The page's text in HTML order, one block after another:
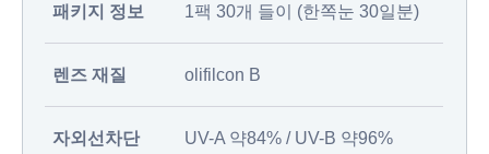
패키지 정보 1팩 30개 들이 (한쪽눈 30일분)
렌즈 재질 olifilcon B
자외선차단 UV-A 약84% / UV-B 약96%